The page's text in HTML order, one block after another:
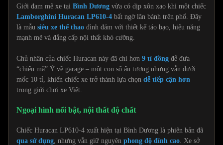
Giới đam mê xe tại Bình Dương vừa có dịp xôn xao khi một chiếc
Lamborghini Huracan LP610-4 bất ngờ lăn bánh trên phố. Đây
là mẫu siêu xe thể thao đình đám với thiết kế táo bạo, hiệu năng
mạnh mẽ và đẳng cấp nội thất khó cưỡng.
Chủ nhân của chiếc Huracan này đã chi hơn 9 tỉ đồng để đưa
“chiến mã” Ý về garage – một con số ấn tượng nhưng vẫn dưới
mốc 10 tỉ, khiến chiếc xe trở thành lựa chọn dễ tiếp cận hơn
trong giới chơi xe Việt.
Ngoại hình nổi bật, nội thất độ chất
Chiếc Huracan LP610-4 xuất hiện tại Bình Dương là phiên bản đã
qua sử dụng, nhưng vẫn giữ nguyên phong độ đỉnh cao. Xe sở